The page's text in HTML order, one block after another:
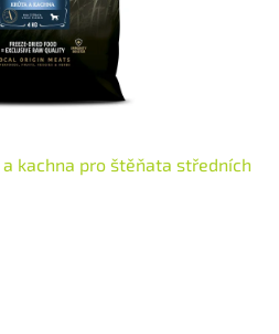
kachna pro štěňata středních